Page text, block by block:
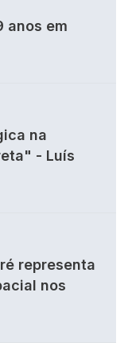
anos em
na
- Luís
representa
nos